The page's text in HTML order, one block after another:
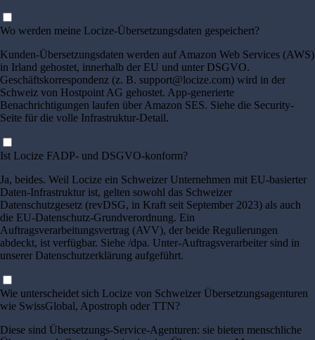
Wo werden meine Locize-Übersetzungsdaten gespeichert?
Kunden-Übersetzungsdaten werden auf Amazon Web Services (AWS)
in Irland gehostet, innerhalb der EU und unter DSGVO.
Geschäftskorrespondenz (z. B. support@locize.com) wird in der
Schweiz von Hostpoint AG gehostet. App-generierte
Benachrichtigungen laufen über Amazon SES. Siehe die Security-
Seite für die volle Infrastruktur-Detail.
Ist Locize FADP- und DSGVO-konform?
Ja, beides. Weil Locize ein Schweizer Unternehmen mit EU-basierter
Daten-Infrastruktur ist, gelten sowohl das Schweizer
Datenschutzgesetz (revDSG, in Kraft seit September 2023) als auch
die EU-Datenschutz-Grundverordnung. Ein
Auftragsverarbeitungsvertrag (AVV), der beide Regulierungen
abdeckt, ist verfügbar. Siehe /dpa. Unter-Auftragsverarbeiter sind in
unserer Datenschutzerklärung aufgeführt.
Wie unterscheidet sich Locize von Schweizer Übersetzungsagenturen
wie SwissGlobal, Apostroph oder TTN?
Diese sind Übersetzungs-Service-Agenturen: sie bieten menschliche